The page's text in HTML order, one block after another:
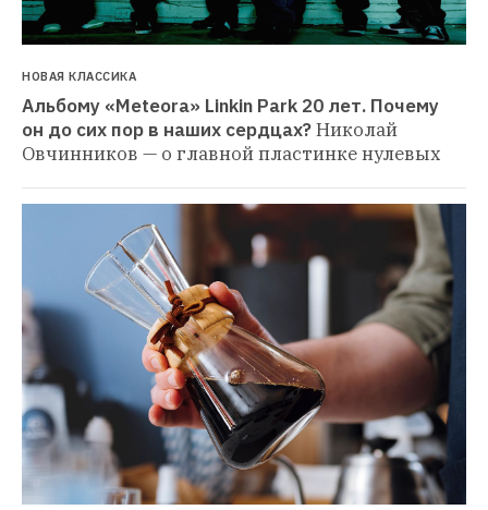
НОВАЯ КЛАССИКА
Альбому «Meteora» Linkin Park 20 лет. Почему
он до сих пор в наших сердцах?Николай
Овчинников — о главной пластинке нулевых